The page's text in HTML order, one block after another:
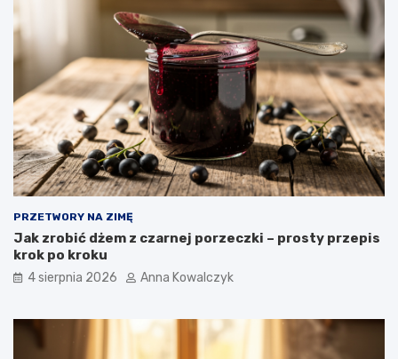
PRZETWORY NA ZIMĘ
Jak zrobić dżem z czarnej porzeczki – prosty przepis
krok po kroku
4 sierpnia 2026 Anna Kowalczyk